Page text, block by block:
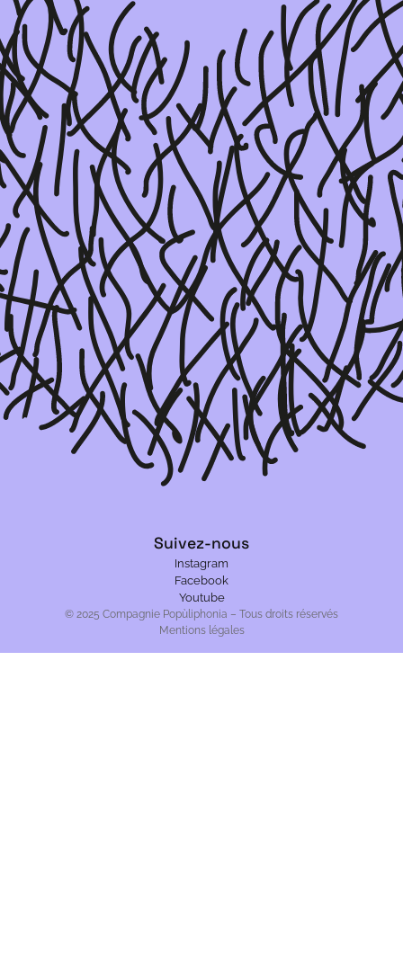
Suivez-nous
Instagram
Facebook
Youtube
© 2025 Compagnie Popùliphonia – Tous droits réservés
Mentions légales